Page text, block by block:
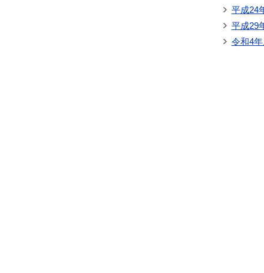
平成24
平成29
令和4